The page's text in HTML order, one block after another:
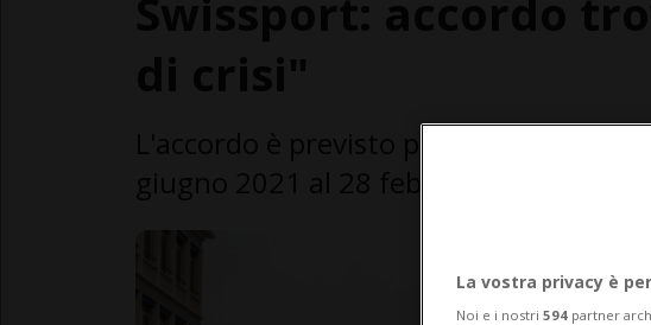
La vostra privacy è
Noi e i nostri 594 partner